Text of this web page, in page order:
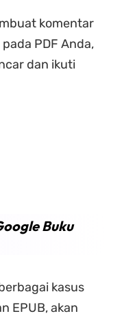
komentar
PDF Anda,
dan ikuti
Buku
kasus
EPUB, akan